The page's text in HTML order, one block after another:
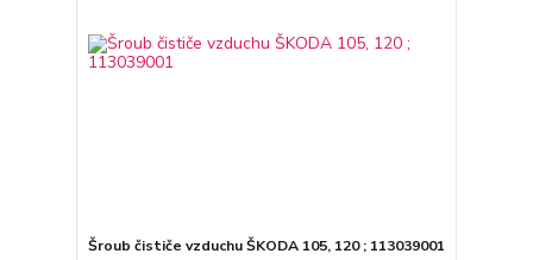
Šroub čističe vzduchu ŠKODA 105, 120 ; 113039001